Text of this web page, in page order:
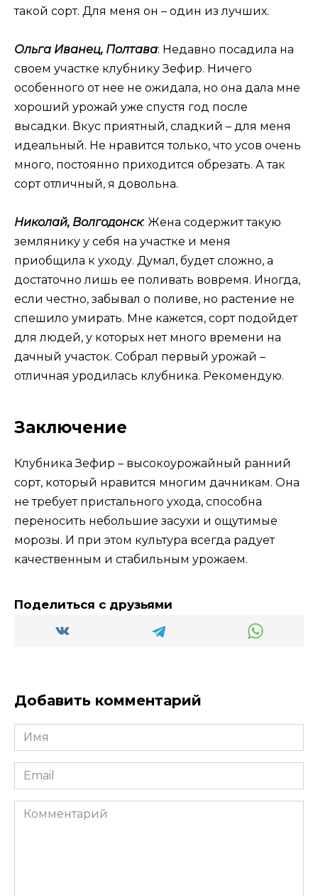
такой сорт. Для меня он – один из лучших.
Ольга Иванец, Полтава: Недавно посадила на
своем участке клубнику Зефир. Ничего
особенного от нее не ожидала, но она дала мне
хороший урожай уже спустя год после
высадки. Вкус приятный, сладкий – для меня
идеальный. Не нравится только, что усов очень
много, постоянно приходится обрезать. А так
сорт отличный, я довольна.
Николай, Волгодонск: Жена содержит такую
землянику у себя на участке и меня
приобщила к уходу. Думал, будет сложно, а
достаточно лишь ее поливать вовремя. Иногда,
если честно, забывал о поливе, но растение не
спешило умирать. Мне кажется, сорт подойдет
для людей, у которых нет много времени на
дачный участок. Собрал первый урожай –
отличная уродилась клубника. Рекомендую.
Заключение
Клубника Зефир – высокоурожайный ранний
сорт, который нравится многим дачникам. Она
не требует пристального ухода, способна
переносить небольшие засухи и ощутимые
морозы. И при этом культура всегда радует
качественным и стабильным урожаем.
Поделиться с друзьями
Добавить комментарий
Имя
Email
Комментарий